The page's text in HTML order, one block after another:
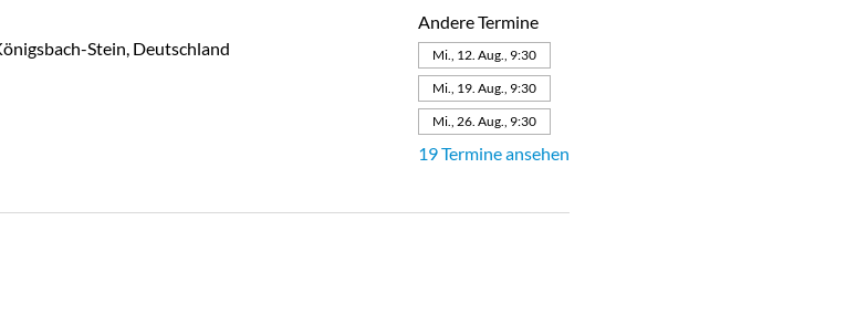
Stein, Deutschland
Andere Termine
Mi., 12. Aug., 9:30
Mi., 19. Aug., 9:30
Mi., 26. Aug., 9:30
19 Termine ansehen